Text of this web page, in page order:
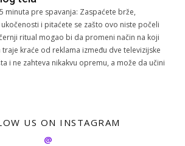
minuta pre spavanja: Zaspaćete brže,
i pitaćete se zašto ovo niste počeli
ritual mogao bi da promeni način na koji
traje kraće od reklama između dve televizijske
i ne zahteva nikakvu opremu, a može da učini
US ON INSTAGRAM
@